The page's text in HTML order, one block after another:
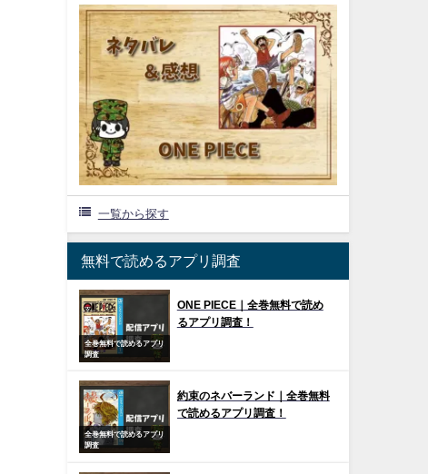
一覧から探す
無料で読めるアプリ調査
全巻無料で読めるアプリ
調査
ONE PIECE｜全巻無料で読め
るアプリ調査！
全巻無料で読めるアプリ
調査
約束のネバーランド｜全巻無料
で読めるアプリ調査！